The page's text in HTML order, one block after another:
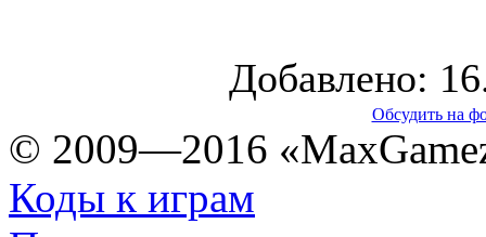
Добавлено:
Обсудить на
© 2009—2016
Коды к играм